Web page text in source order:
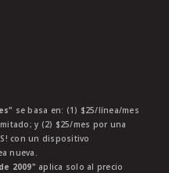
se basa en: (1) $25/línea/mes
y (2) $25/mes por una
con un dispositivo
nueva.
2009" aplica solo al precio